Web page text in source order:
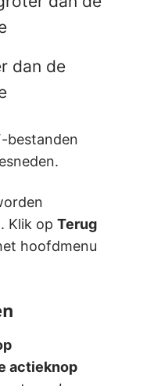
dan de
bestanden
Klik op Terug
hoofdmenu
actieknop